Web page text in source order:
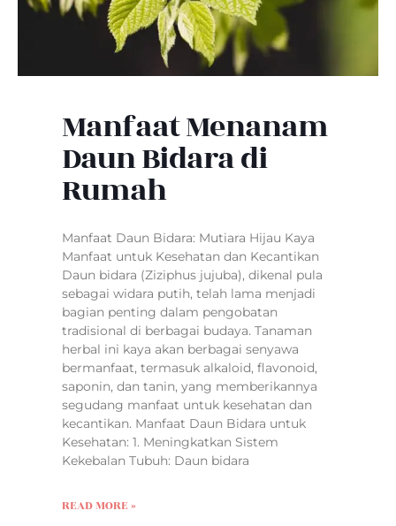
Manfaat Menanam
Daun Bidara di
Rumah
Manfaat Daun Bidara: Mutiara Hijau Kaya
Manfaat untuk Kesehatan dan Kecantikan
Daun bidara (Ziziphus jujuba), dikenal pula
sebagai widara putih, telah lama menjadi
bagian penting dalam pengobatan
tradisional di berbagai budaya. Tanaman
herbal ini kaya akan berbagai senyawa
bermanfaat, termasuk alkaloid, flavonoid,
saponin, dan tanin, yang memberikannya
segudang manfaat untuk kesehatan dan
kecantikan. Manfaat Daun Bidara untuk
Kesehatan: 1. Meningkatkan Sistem
Kekebalan Tubuh: Daun bidara
READ MORE »